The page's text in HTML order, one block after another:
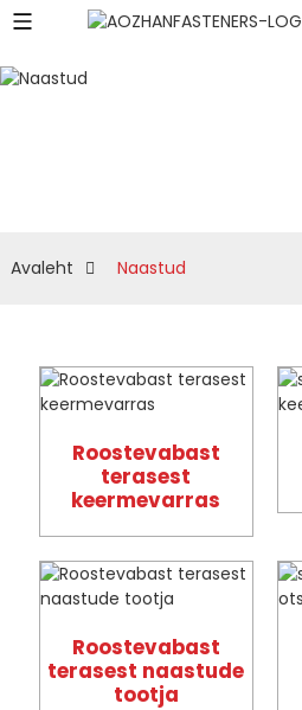
Avaleht Naastud
Roostevabast
terasest
keermevarras
Roostevabast
terasest naastude
tootja